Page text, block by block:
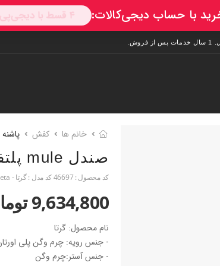
خانم ها کفش پاشنه
صندل mule پلتفرم بلند
کد محصول :46697کد مدل :گرتا - Greta
9,634,800 تومان
نام محصول: گرتا
- جنس رویه: چرم وگن پلی
- جنس آستر:چرم وگن